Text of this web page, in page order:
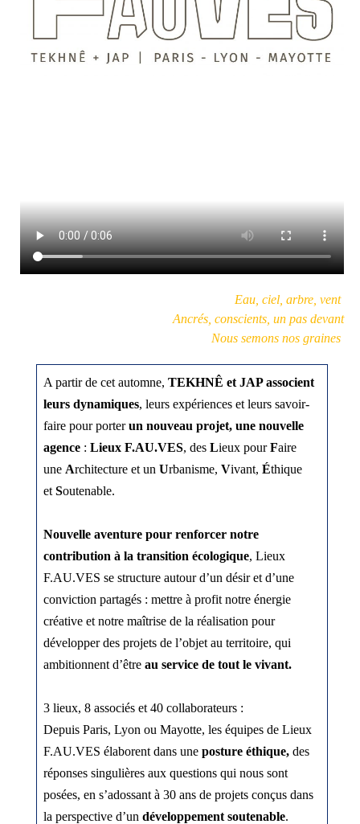
Eau, ciel, arbre, vent
Ancrés, conscients, un pas devant
Nous semons nos graines
A partir de cet automne, TEKHNÊ et JAP associent
leurs dynamiques, leurs expériences et leurs savoir-
faire pour porterun nouveau projet, une nouvelle
agence : Lieux F.AU.VES, des Lieux pourFaire
une Architecture et un Urbanisme, Vivant, Éthique
et Soutenable.
Nouvelle aventure pour renforcer notre
contribution à la transition écologique, Lieux
F.AU.VES se structure autour d’un désir et d’une
conviction partagés : mettre à profit notre énergie
créative et notre maîtrise de la réalisation pour
développer des projets de l’objet au territoire, qui
ambitionnent d’être au service de tout le vivant.
3 lieux, 8 associés et 40 collaborateurs :
Depuis Paris, Lyon ou Mayotte, les équipes de Lieux
F.AU.VES élaborent dans une posture éthique, des
réponses singulières aux questions qui nous sont
posées, en s’adossant à 30 ans de projets conçus dans
la perspective d’un développement soutenable.